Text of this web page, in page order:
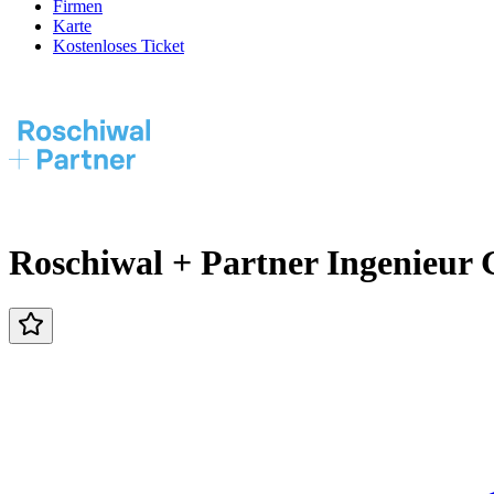
Firmen
Karte
Kostenloses Ticket
Roschiwal + Partner Ingenieur